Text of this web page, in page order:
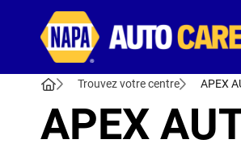
Trouvez votre centre APEX
APEX